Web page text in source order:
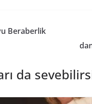
Beraberlik
da